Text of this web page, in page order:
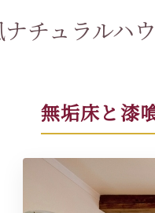
チュラルハウ
無垢床と漆